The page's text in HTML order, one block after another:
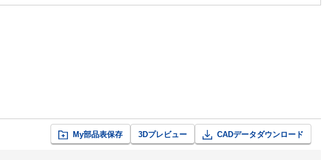
My部品表保存 3Dプレビュー CADデータダウンロード